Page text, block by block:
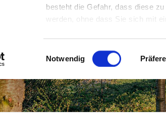
besteht die Gefahr, dass diese
werden, ohne dass Sie sich mit
Datenschutzerklärung
jederzeit mit Wirkung für die
Einwilligungsauswahl
Notwendig